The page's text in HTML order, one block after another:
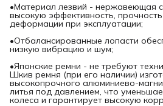
•Материал лезвий - нержавеющая
высокую эффективность, прочность
деформации при эксплуатации;
•Отбалансированные лопасти
низкую вибрацию и шум;
•Японские ремни - не требуют
Шкив ремня (при его наличии)
высокопрочного алюминиево-
литья под давлением, что
колеса и гарантирует высокую